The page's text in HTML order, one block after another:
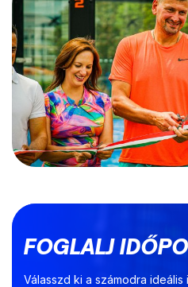
FOGLALJ
Válasszd ki a számodra